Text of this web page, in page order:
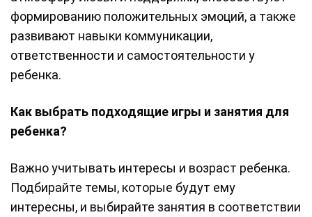
формированию положительных эмоций, а также
развивают навыки коммуникации,
ответственности и самостоятельности у
ребенка.
Как выбрать подходящие игры и занятия для
ребенка?
Важно учитывать интересы и возраст ребенка.
Подбирайте темы, которые будут ему
интересны, и выбирайте занятия в соответствии